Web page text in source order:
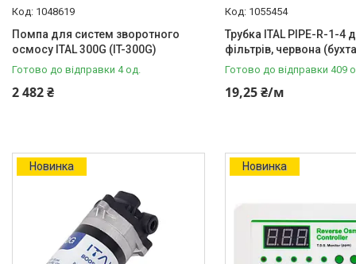
Фільтри для води
Насосне обладнання
Пакувальні сантехнічні
1048619
Помпа для систем зворотного
осмосу ITAL 300G (IT-300G)
Готово до відправки 4 од.
2 482 ₴
1055454
Трубка ITAL PIPE-R-1-4
фільтрів, червона
Готово до відправки 409
19,25 ₴/м
Новинка Новинка